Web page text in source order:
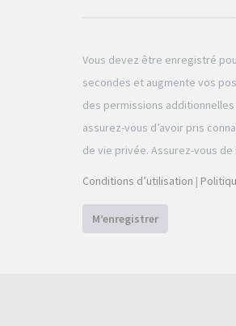
Vous devez être enregistré
secondes et augmente vos
des permissions
assurez-vous d’avoir pris
de vie privée. Assurez-vous
Conditions d’utilisation |
M’enregistrer